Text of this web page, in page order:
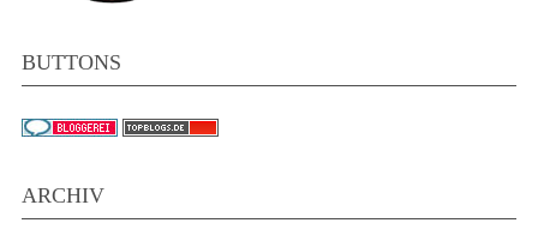
BUTTONS
ARCHIV